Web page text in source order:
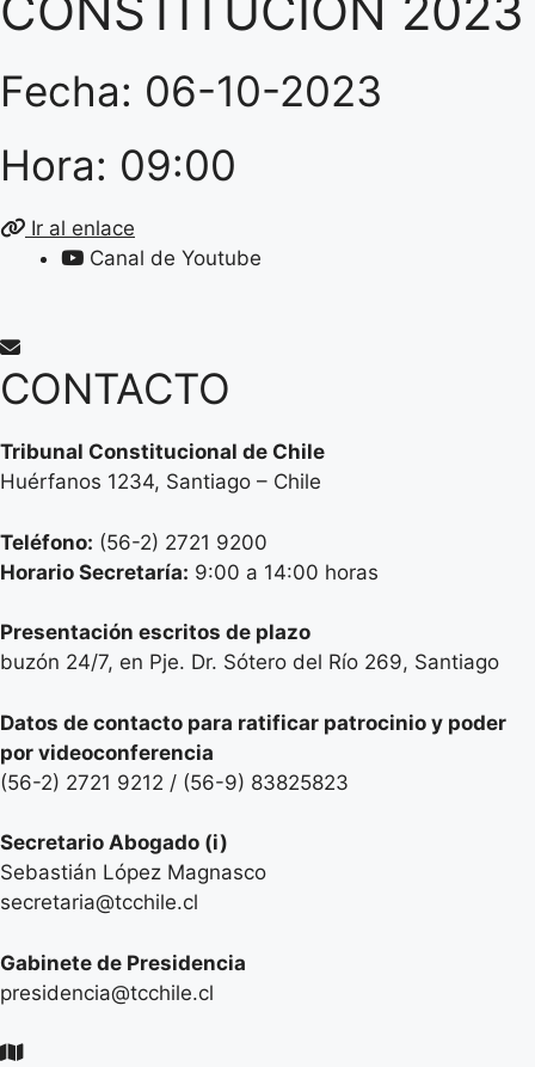
Fecha: 06-10-2023
Hora: 09:00
Ir al enlace
Canal de Youtube
CONTACTO
Tribunal Constitucional de Chile
Huérfanos 1234, Santiago – Chile
Teléfono: (56-2) 2721 9200
Horario Secretaría: 9:00 a 14:00 horas
Presentación escritos de plazo
buzón 24/7, en Pje. Dr. Sótero del Río 269, Santiago
Datos de contacto para ratificar patrocinio y poder
por videoconferencia
(56-2) 2721 9212 / (56-9) 83825823
Secretario Abogado (i)
Sebastián López Magnasco
secretaria@tcchile.cl
Gabinete de Presidencia
presidencia@tcchile.cl